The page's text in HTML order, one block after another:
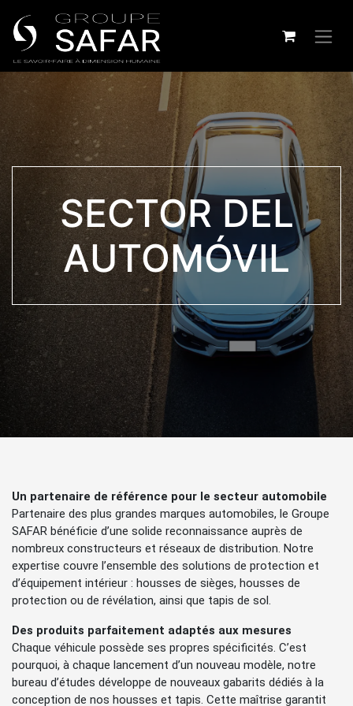
SECTOR DEL
AUTOMÓVIL
Un partenaire de référence pour le secteur automobile
Partenaire des plus grandes marques automobiles, le Groupe
SAFAR bénéficie d’une solide reconnaissance auprès de
nombreux constructeurs et réseaux de distribution. Notre
expertise couvre l’ensemble des solutions de protection et
d’équipement intérieur : housses de sièges, housses de
protection ou de révélation, ainsi que tapis de sol.
Des produits parfaitement adaptés aux mesures
Chaque véhicule possède ses propres spécificités. C’est
pourquoi, à chaque lancement d’un nouveau modèle, notre
bureau d’études développe de nouveaux gabarits dédiés à la
conception de nos housses et tapis. Cette maîtrise garantit